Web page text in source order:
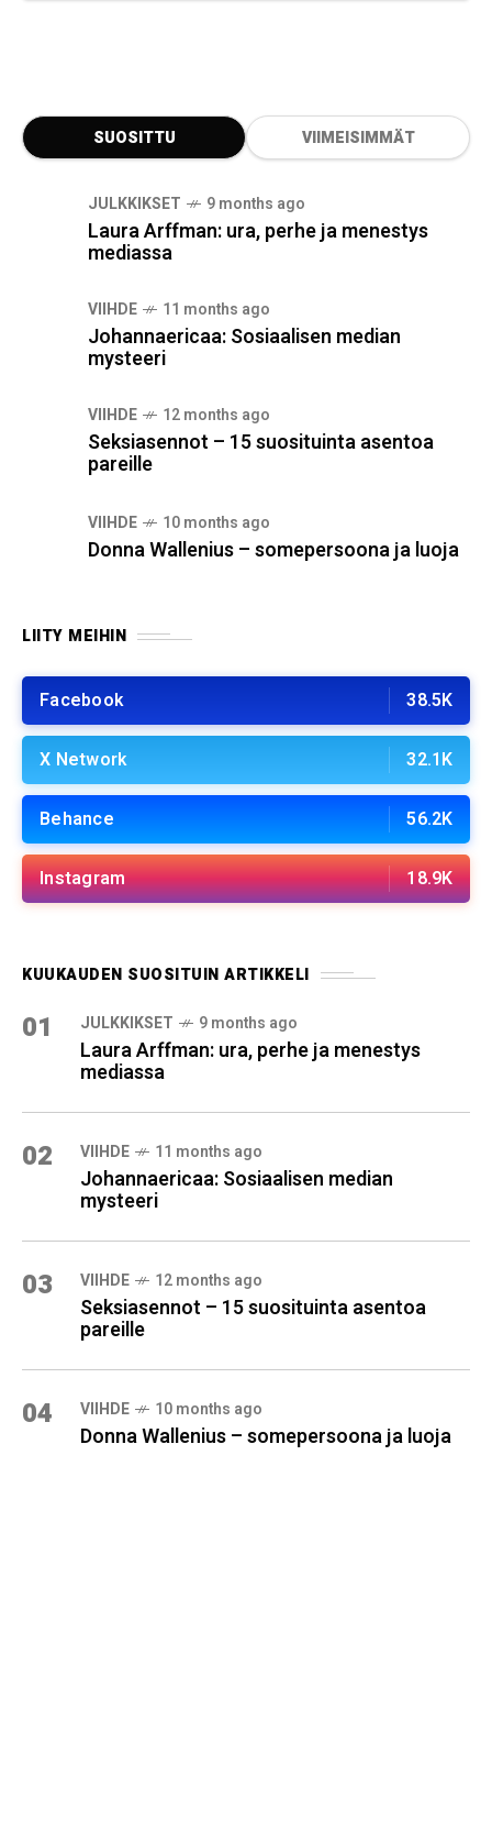
SUOSITTU VIIMEISIMMÄT
JULKKIKSET 9 months ago
Laura Arffman: ura, perhe ja menestys
mediassa
VIIHDE 11 months ago
Johannaericaa: Sosiaalisen median
mysteeri
VIIHDE 12 months ago
Seksiasennot – 15 suosituinta asentoa
pareille
VIIHDE 10 months ago
Donna Wallenius – somepersoona ja luoja
LIITY MEIHIN
Facebook 38.5K
X Network 32.1K
Behance 56.2K
Instagram 18.9K
KUUKAUDEN SUOSITUIN ARTIKKELI
01 JULKKIKSET 9 months ago
Laura Arffman: ura, perhe ja menestys
mediassa
02 VIIHDE 11 months ago
Johannaericaa: Sosiaalisen median
mysteeri
03 VIIHDE 12 months ago
Seksiasennot – 15 suosituinta asentoa
pareille
04 VIIHDE 10 months ago
Donna Wallenius – somepersoona ja luoja